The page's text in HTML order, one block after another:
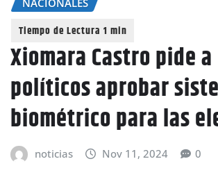
NACIONALES
Xiomara Castro pide
políticos aprobar
biométrico para las
noticias Nov 11, 2024 0